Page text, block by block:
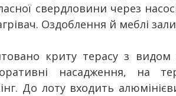
свердловини через
Оздоблення й меблі
криту терасу з видом
насадження, на
До лоту входить